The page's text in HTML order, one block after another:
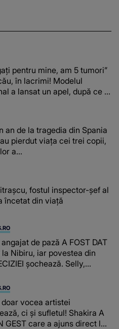
pentru mine, am 5 tumori”
în lacrimi! Modelul
a lansat un apel, după ce a
an de la tragedia din Spania
pierdut viața cei trei copii,
a…
fostul inspector-șef al
încetat din viață
de pază A FOST DAT
la Nibiru, iar povestea din
șochează. Selly,
VA VEDEA AȘA CEVA: "Fix
doar vocea artistei
ci și sufletul! Shakira A
GEST care a ajuns direct la